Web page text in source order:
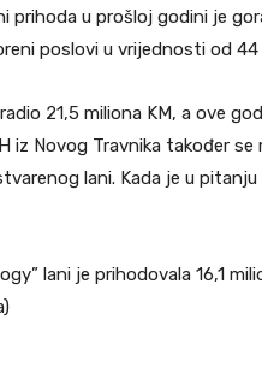
prihoda u prošloj godini je
poslovi u vrijednosti od 44
21,5 miliona KM, a ove
iz Novog Travnika također
lani. Kada je u
lani je prihodovala 16,1